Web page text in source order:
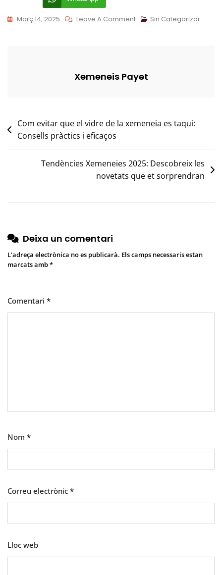
Març 14, 2025 Leave A CommentOn
Habitació
Sin Categorizar
Xemeneis Payet
Navegació
d'entrades
Com evitar que el vidre de la xemeneia es taqui:
Consells pràctics i eficaços
Tendències Xemeneies 2025: Descobreix les
novetats que et sorprendran
Deixa un comentari
L'adreça electrònica no es publicarà. Els camps necessaris estan
marcats amb*
Comentari *
Nom *
Correu electrònic *
Lloc web